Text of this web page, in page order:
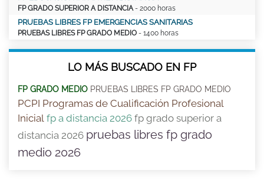
FP GRADO SUPERIOR A DISTANCIA - 2000 horas
PRUEBAS LIBRES FP EMERGENCIAS SANITARIAS
PRUEBAS LIBRES FP GRADO MEDIO - 1400 horas
LO MÁS BUSCADO EN FP
FP GRADO MEDIO PRUEBAS LIBRES FP GRADO MEDIO
PCPI Programas de Cualificación Profesional
Inicial fp a distancia 2026 fp grado superior a
distancia 2026 pruebas libres fp grado
medio 2026